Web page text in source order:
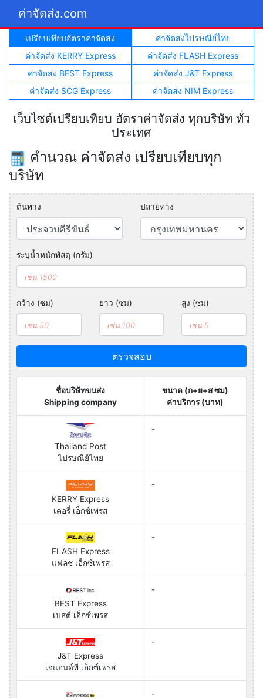
ค่าจัดส่ง.com
เปรียบเทียบอัตราค่าจัดส่ง
ค่าจัดส่งไปรษณีย์ไทย
ค่าจัดส่ง KERRY Express
ค่าจัดส่ง FLASH Express
ค่าจัดส่ง BEST Express
ค่าจัดส่ง J&T Express
ค่าจัดส่ง SCG Express
ค่าจัดส่ง NIM Express
เว็บไซต์เปรียบเทียบ อัตราค่าจัดส่ง ทุกบริษัท ทั่ว
ประเทศ
คำนวณ ค่าจัดส่ง เปรียบเทียบทุก
บริษัท
ต้นทาง ปลายทาง
ระบุน้ำหนักพัสดุ (กรัม)
กว้าง (ซม) ยาว (ซม) สูง (ซม)
ตรวจสอบ
ชื่อบริษัทขนส่ง
Shipping company
ขนาด (ก+ย+ส ซม)
ค่าบริการ (บาท)
Thailand Post
ไปรษณีย์ไทย
-
KERRY Express
เคอรี่ เอ็กซ์เพรส
-
FLASH Express
แฟลช เอ็กซ์เพรส
-
BEST Express
เบสต์ เอ็กซ์เพรส
-
J&T Express
เจแอนด์ที เอ็กซ์เพรส
-
-